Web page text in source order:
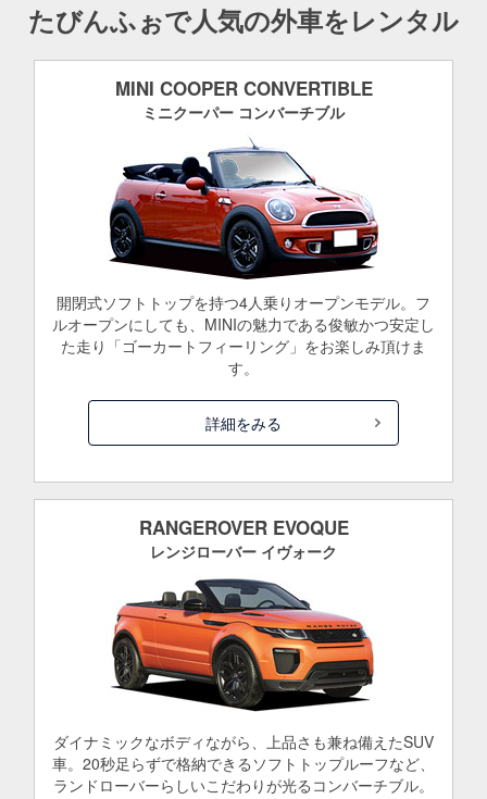
たびんふぉで人気の外車をレンタル
MINI COOPER CONVERTIBLE
ミニクーパー コンバーチブル
開閉式ソフトトップを持つ4人乗りオープンモデル。フ
ルオープンにしても、MINIの魅力である俊敏かつ安定し
た走り「ゴーカートフィーリング」をお楽しみ頂けま
す。
詳細をみる
RANGEROVER EVOQUE
レンジローバー イヴォーク
ダイナミックなボディながら、上品さも兼ね備えたSUV
車。20秒足らずで格納できるソフトトップルーフなど、
ランドローバーらしいこだわりが光るコンバーチブル。